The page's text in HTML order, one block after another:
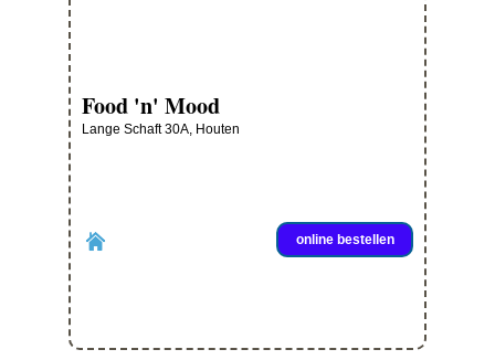
Food 'n' Mood
Lange Schaft 30A, Houten
online bestellen